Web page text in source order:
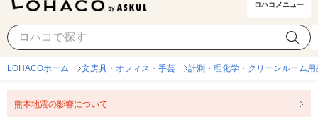
ロハコメニュー
LOHACOホーム 文房具・オフィス・手芸 計測・理化学・クリーンルーム用
熊本地震の影響について